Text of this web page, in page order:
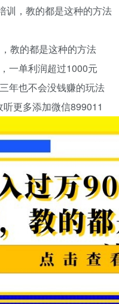
训，教的都是这种的方法
教的都是这种的方法
一单利润超过1000元
年也不会没钱赚的玩法
更多添加微信899011